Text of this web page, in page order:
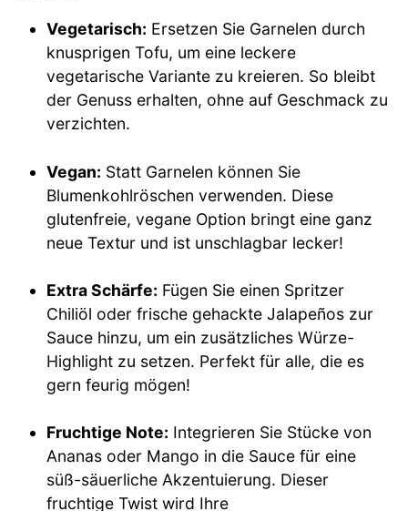
Vegetarisch: Ersetzen Sie Garnelen durch
knusprigen Tofu, um eine leckere
vegetarische Variante zu kreieren. So bleibt
der Genuss erhalten, ohne auf Geschmack zu
verzichten.
Vegan: Statt Garnelen können Sie
Blumenkohlröschen verwenden. Diese
glutenfreie, vegane Option bringt eine ganz
neue Textur und ist unschlagbar lecker!
Extra Schärfe: Fügen Sie einen Spritzer
Chiliöl oder frische gehackte Jalapeños zur
Sauce hinzu, um ein zusätzliches Würze-
Highlight zu setzen. Perfekt für alle, die es
gern feurig mögen!
Fruchtige Note: Integrieren Sie Stücke von
Ananas oder Mango in die Sauce für eine
süß-säuerliche Akzentuierung. Dieser
fruchtige Twist wird Ihre